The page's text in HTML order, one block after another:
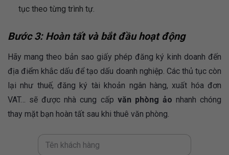
tục theo từng trình tự.
Bước 3: Hoàn tất và bắt đầu hoạt động
Hãy mang theo bản sao giấy phép đăng ký kinh doanh đến
địa điểm khắc dấu để tạo dấu doanh nghiệp. Các thủ tục còn
lại như thuế, đăng ký tài khoản ngân hàng, xuất hóa đơn
VAT… sẽ được nhà cung cấp văn phòng ảo nhanh chóng
thay mặt bạn hoàn tất sau khi thuê văn phòng.